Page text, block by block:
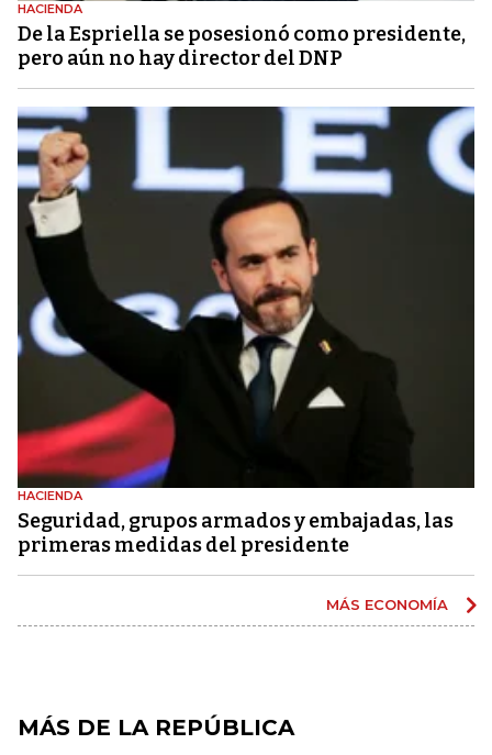
HACIENDA
De la Espriella se posesionó como presidente,
pero aún no hay director del DNP
HACIENDA
Seguridad, grupos armados y embajadas, las
primeras medidas del presidente
MÁS ECONOMÍA
MÁS DE LA REPÚBLICA